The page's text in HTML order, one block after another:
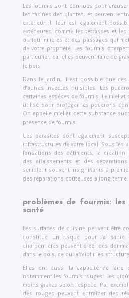
Les fourmis sont connues pour
les racines des plantes, et peuvent
extérieur. Il leur est également
extérieures, comme les terrasses et
ou fourmilières et des passages qui
de votre propriété. Les fourmis
particulier, car elles peuvent faire de
le bois.
Dans le jardin, il est possible que ces
d’autres insectes nuisibles. Les
certaines espèces de fourmis. Le
utilisé pour protéger les pucerons
On appelle miellat cette substance
présence de fourmis.
Ces parasites sont également
infrastructures de votre local. Sous les
fondations des bâtiments, la
des affaissements et des
semblent souvent insignifiants à
des réparations coûteuses à long terme.
problèmes de fourmis:
santé
Les surfaces de cuisine peuvent être
constitue un risque pour la santé.
charpentières peuvent créer des
dans le bois, ce qui affaiblit les
Elles ont aussi la capacité de faire
notamment les fourmis rouges. Les
moins graves selon l’espèce. Par
des rouges peuvent entraîner des